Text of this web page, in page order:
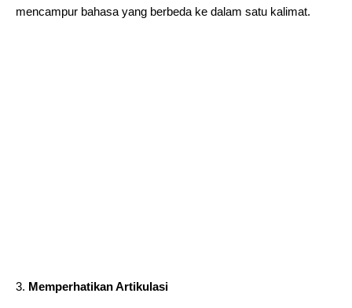
mencampur bahasa yang berbeda ke dalam satu kalimat.
Memperhatikan Artikulasi